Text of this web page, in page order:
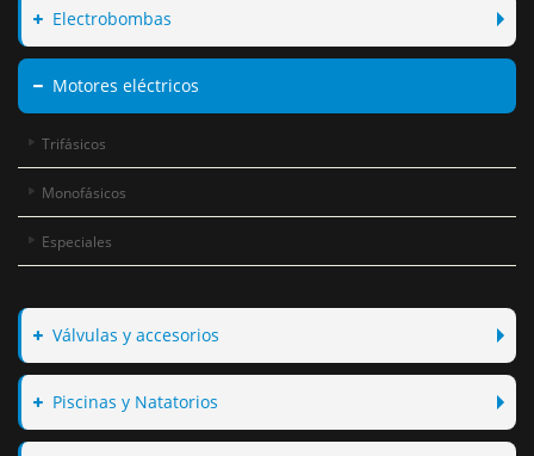
Electrobombas
Motores eléctricos
Trifásicos
Monofásicos
Especiales
Válvulas y accesorios
Piscinas y Natatorios